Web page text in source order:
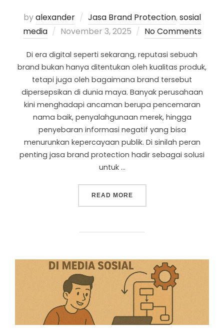
byalexander Jasa Brand Protection,sosial
media
November 3, 2025 No Comments
Di era digital seperti sekarang, reputasi sebuah
brand bukan hanya ditentukan oleh kualitas produk,
tetapi juga oleh bagaimana brand tersebut
dipersepsikan di dunia maya. Banyak perusahaan
kini menghadapi ancaman berupa pencemaran
nama baik, penyalahgunaan merek, hingga
penyebaran informasi negatif yang bisa
menurunkan kepercayaan publik. Di sinilah peran
penting jasa brand protection hadir sebagai solusi
untuk …
READ MORE